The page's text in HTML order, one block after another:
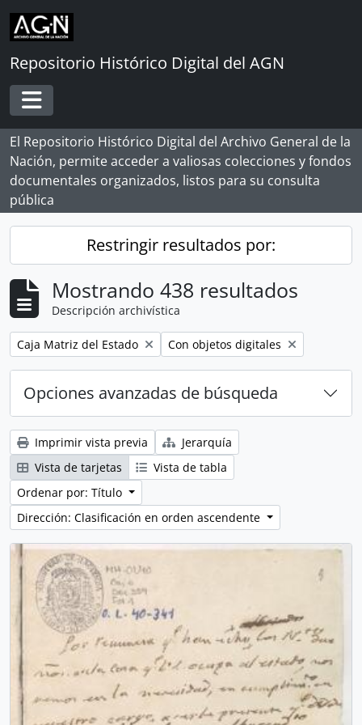
Skip to main content
Repositorio Histórico Digital del AGN
Toggle navigation
El Repositorio Histórico Digital del Archivo General de la
Nación, permite acceder a valiosas colecciones y fondos
documentales organizados, listos para su consulta
pública
Restringir resultados por:
Mostrando 438 resultados
Descripción archivística
Remove filter:
Caja Matriz del Estado Remove filter:
Con objetos digitales
Opciones avanzadas de búsqueda
Imprimir vista previa
Jerarquía
Vista de tarjetas
Vista de tabla
Ordenar por: Título
Dirección: Clasificación en orden ascendente